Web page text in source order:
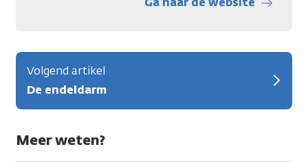
Volgend artikel
De endeldarm
Meer weten?